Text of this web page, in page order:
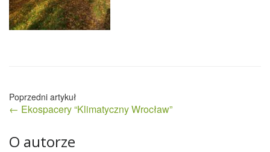
Nawigacja
wpisu
← Ekospacery “Klimatyczny Wrocław”
O autorze